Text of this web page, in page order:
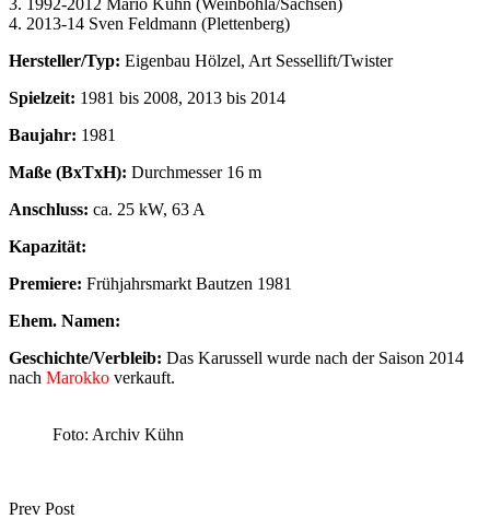
4. 2013-14 Sven Feldmann (Plettenberg)
Hersteller/Typ: Eigenbau Hölzel, Art Sessellift/Twister
Spielzeit: 1981 bis 2008, 2013 bis 2014
Baujahr: 1981
Maße (BxTxH): Durchmesser 16 m
Anschluss: ca. 25 kW, 63 A
Kapazität:
Premiere: Frühjahrsmarkt Bautzen 1981
Ehem. Namen:
Geschichte/Verbleib: Das Karussell wurde nach der Saison 2014
nach Marokko verkauft.
Foto: Archiv Kühn
Prev Post